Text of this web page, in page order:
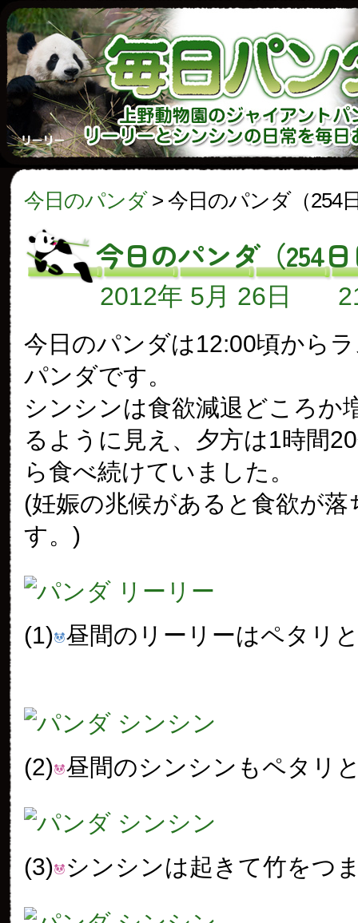
今日のパンダ> 今日のパンダ（254
今日のパンダ（254
2012年 5月 26日
今日のパンダは12:00頃から
パンダです。
シンシンは食欲減退どころか
るように見え、夕方は1時間
ら食べ続けていました。
(妊娠の兆候があると食欲が落
す。)
(1) 昼間のリーリーはペタリ
(2) 昼間のシンシンもペタリ
(3) シンシンは起きて竹をつ